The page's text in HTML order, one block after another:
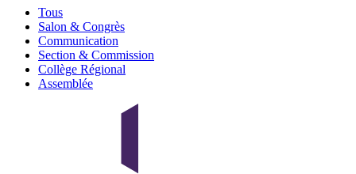
Tous
Salon & Congrès
Communication
Section & Commission
Collège Régional
Assemblée